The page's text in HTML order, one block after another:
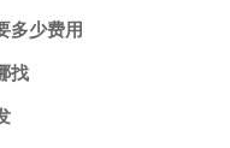
多少费用
找